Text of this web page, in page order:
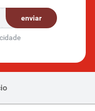
enviar